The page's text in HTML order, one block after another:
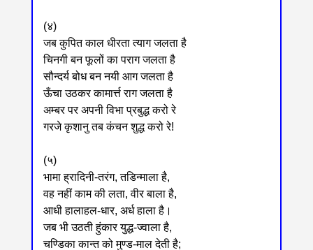
(४)
जब कुपित काल धीरता त्याग जलता है
चिनगी बन फूलों का पराग जलता है
सौन्दर्य बोध बन नयी आग जलता है
ऊँचा उठकर कामार्त्त राग जलता है
अम्बर पर अपनी विभा प्रबुद्ध करो रे
गरजे कृशानु तब कंचन शुद्ध करो रे!
(५)
भामा ह्रादिनी-तरंग, तडिन्माला है,
वह नहीं काम की लता, वीर बाला है,
आधी हालाहल-धार, अर्ध हाला है।
जब भी उठती हुंकार युद्ध-ज्वाला है,
चण्डिका कान्त को मुण्ड-माल देती है;